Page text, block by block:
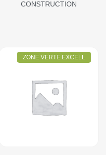
CONSTRUCTION
ZONE VERTE EXCELL